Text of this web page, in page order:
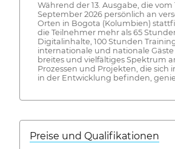
Während der 13. Ausgabe, die vom
September 2026 persönlich an
Orten in Bogota (Kolumbien)
die Teilnehmer mehr als 65
Digitalinhalte, 100 Stunden
internationale und nationale
breites und vielfältiges Spektrum
Prozessen und Projekten, die sich
in der Entwicklung befinden,
Preise und Qualifikationen